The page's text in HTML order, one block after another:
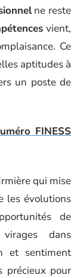
ne reste
vient,
Ce
aptitudes à
un poste de
FINESS
qui mise
les évolutions
de
dans
et sentiment
précieux pour